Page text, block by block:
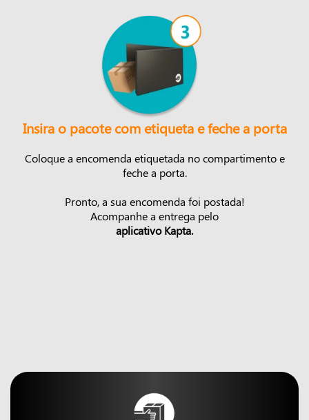
Insira o pacote com etiqueta e feche a porta
Coloque a encomenda etiquetada no compartimento e
feche a porta.
Pronto, a sua encomenda foi postada!
Acompanhe a entrega pelo
aplicativo Kapta.